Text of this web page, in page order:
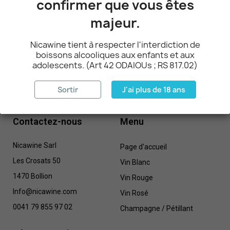
Retour en haut
Contactez-nous
Nicawine Sarl
Les Crosats 50
1470 Bollion
Info@nicawine.com
0041 79 855 97 02
Menu
Page d'accueil
Vin Blanc
Vin Rouge
Vin Rosé
Champagne / Pétillant
confirmer que vous êtes
majeur.
Nicawine tient à respecter l'interdiction de
boissons alcooliques aux enfants et aux
adolescents. (Art 42 ODAIOUs ; RS 817.02)
Sortir J'ai plus de 18 ans